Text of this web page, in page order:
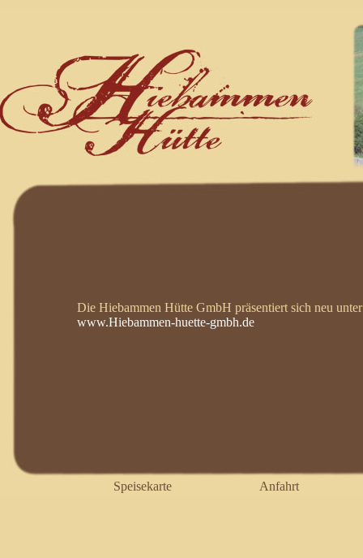
Anfahrt
Speisekarte
Die Hiebammen Hütte GmbH präsentiert sich neu
www.Hiebammen-huette-gmbh.de